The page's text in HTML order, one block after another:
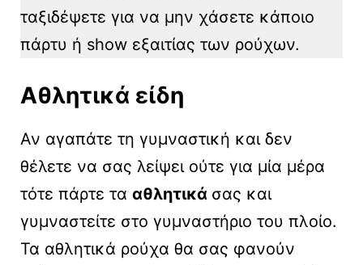
ταξιδέψετε για να μην χάσετε κάποιο
πάρτυ ή show εξαιτίας των ρούχων.
Αθλητικά είδη
Αν αγαπάτε τη γυμναστική και δεν
θέλετε να σας λείψει ούτε για μία μέρα
τότε πάρτε τα αθλητικά σας και
γυμναστείτε στο γυμναστήριο του πλοίο.
Τα αθλητικά ρούχα θα σας φανούν